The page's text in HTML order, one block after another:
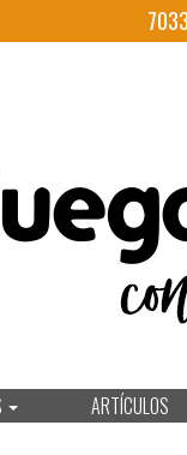
7033
ARTÍCULOS